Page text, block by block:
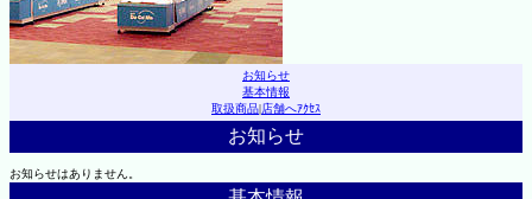
お知らせ
基本情報
取扱商品|店舗へｱｸｾｽ
お知らせ
お知らせはありません。